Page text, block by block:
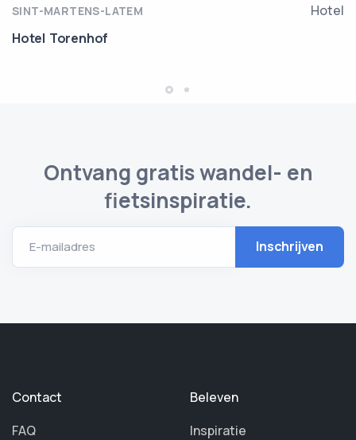
SINT-MARTENS-LATEM
Hotel
Hotel Torenhof
Ontvang gratis wandel- en
fietsinspiratie.
E-mailadres
Contact
FAQ
Beleven
Inspiratie